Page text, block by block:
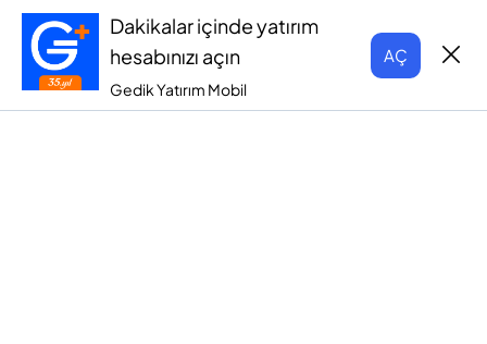
Dakikalar içinde yatırım
hesabınızı açın
Gedik Yatırım Mobil
AÇ